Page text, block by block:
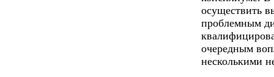
осуществить
проблемным
очередным
несколькими